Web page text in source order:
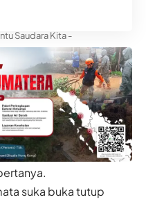
Saudara Kita -
suka buka tutup